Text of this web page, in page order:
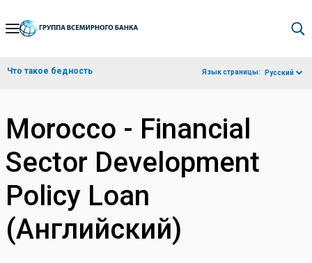
Skip
Navigation
Что такое бедность Язык страницы: Русский
Morocco - Financial
Sector Development
Policy Loan
(Английский)